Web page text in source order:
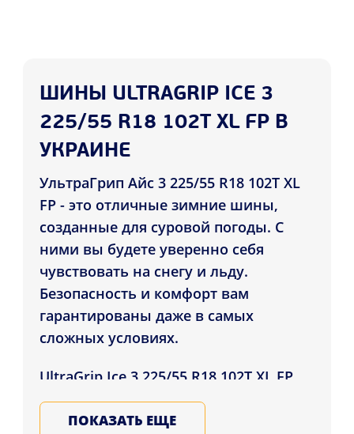
ШИНЫ ULTRAGRIP ICE 3
225/55 R18 102T XL FP В
УКРАИНЕ
УльтраГрип Айс 3 225/55 R18 102T XL
FP - это отличные зимние шины,
созданные для суровой погоды. С
ними вы будете уверенно себя
чувствовать на снегу и льду.
Безопасность и комфорт вам
гарантированы даже в самых
сложных условиях.
UltraGrip Ice 3 225/55 R18 102T XL FP
сделаны из особой резины, которая
остается мягкой и цепкой даже в
ПОКАЗАТЬ ЕЩЕ